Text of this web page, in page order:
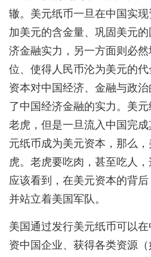
辙。美元纸币一旦在中国实
加美元的含金量、巩固美元
济金融实力，另一方面则必
位、使得人民币沦为美元的
资本对中国经济、金融与政
了中国经济金融的实力。美
老虎，但是一旦流入中国完
元纸币成为美元资本，那么
虎。老虎要吃肉，甚至吃人，
应该看到，在美元资本的背后
并站立着美国军队。
美国通过发行美元纸币可以
资中国企业、获得各类资源